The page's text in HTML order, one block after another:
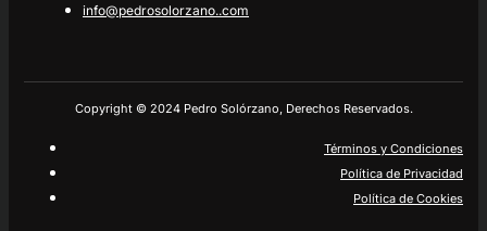
info@pedrosolorzano..com
Copyright © 2024 Pedro Solórzano, Derechos Reservados.
Términos y Condiciones
Política de Privacidad
Política de Cookies